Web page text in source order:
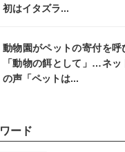
初はイタズラ...
動物園がペットの寄付を呼
「動物の餌として」…ネッ
の声「ペットは...
ード